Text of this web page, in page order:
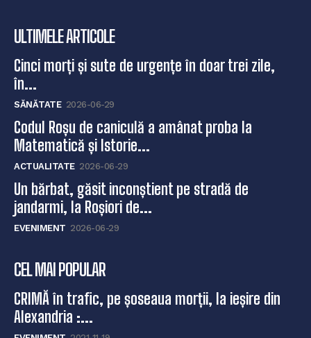
ULTIMELE ARTICOLE
Cinci morți și sute de urgențe în doar trei zile,
în...
SĂNĂTATE 2026-06-29
Codul Roșu de caniculă a amânat proba la
Matematică și Istorie...
ACTUALITATE 2026-06-29
Un bărbat, găsit inconștient pe stradă de
jandarmi, la Roșiori de...
EVENIMENT 2026-06-29
CEL MAI POPULAR
CRIMĂ în trafic, pe șoseaua morții, la ieșire din
Alexandria :...